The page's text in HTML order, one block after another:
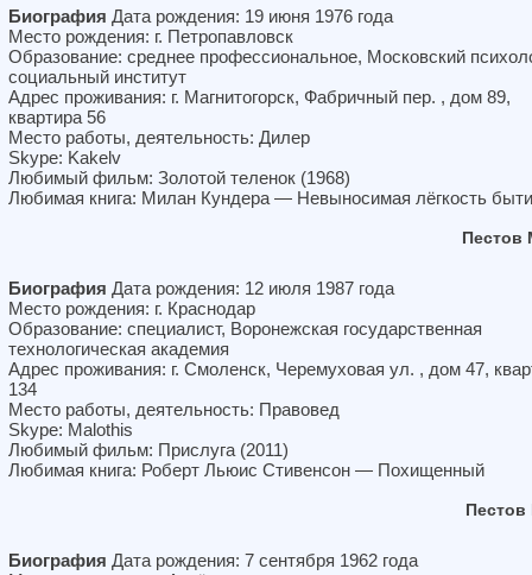
Биография Дата рождения: 19 июня 1976 года
Место рождения: г. Петропавловск
Образование: среднее профессиональное, Московский
социальный институт
Адрес проживания: г. Магнитогорск, Фабричный пер. , дом 89,
квартира 56
Место работы, деятельность: Дилер
Skype: Kakelv
Любимый фильм: Золотой теленок (1968)
Любимая книга: Милан Кундера — Невыносимая лёгкость
Пестов
Биография Дата рождения: 12 июля 1987 года
Место рождения: г. Краснодар
Образование: специалист, Воронежская государственная
технологическая академия
Адрес проживания: г. Смоленск, Черемуховая ул. , дом 47,
134
Место работы, деятельность: Правовед
Skype: Malothis
Любимый фильм: Прислуга (2011)
Любимая книга: Роберт Льюис Стивенсон — Похищенный
Пестов
Биография Дата рождения: 7 сентября 1962 года